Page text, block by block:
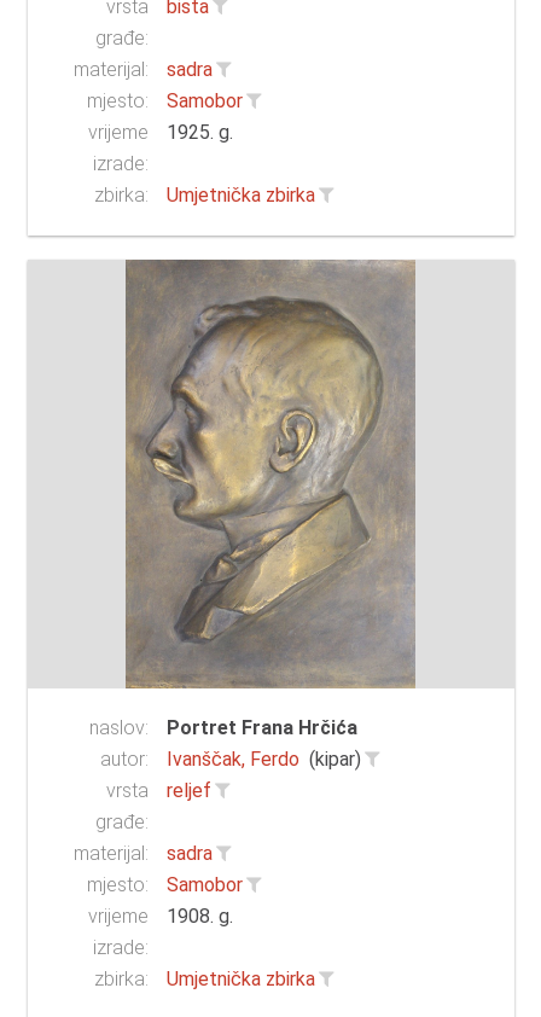
vrsta
građe:
bista
materijal:
sadra
mjesto:
Samobor
vrijeme
izrade:
1925. g.
zbirka: Umjetnička zbirka
naslov:
Portret Frana Hrčića
autor:
Ivanščak, Ferdo (kipar)
vrsta
građe:
reljef
materijal:
sadra
mjesto:
Samobor
vrijeme
izrade:
1908. g.
zbirka: Umjetnička zbirka